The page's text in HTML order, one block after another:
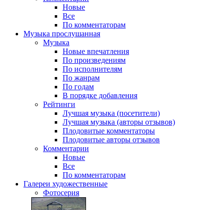
Новые
Все
По комментаторам
Музыка прослушанная
Музыка
Новые впечатления
По произведениям
По исполнителям
По жанрам
По годам
В порядке добавления
Рейтинги
Лучшая музыка (посетители)
Лучшая музыка (авторы отзывов)
Плодовитые комментаторы
Плодовитые авторы отзывов
Комментарии
Новые
Все
По комментаторам
Галереи художественные
Фотосерия